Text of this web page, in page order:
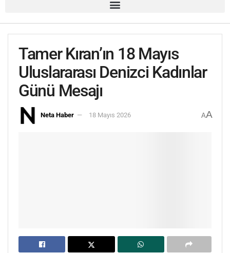
Tamer Kıran’ın 18 Mayıs
Uluslararası Denizci Kadınlar
Günü Mesajı
Neta Haber 18 Mayıs 2026 AA